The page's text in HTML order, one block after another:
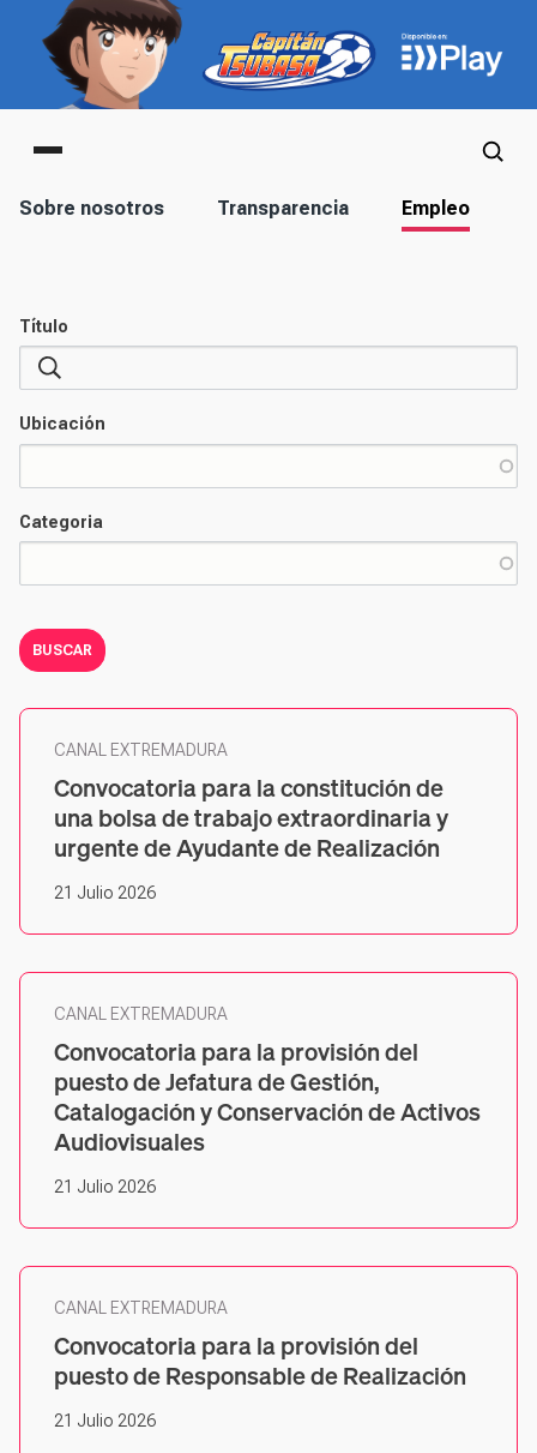
Main menu
Corporación
Sobre nosotros Transparencia Empleo
Título
Ubicación
Categoria
CANAL EXTREMADURA
Convocatoria para la constitución de
una bolsa de trabajo extraordinaria y
urgente de Ayudante de Realización
21 Julio 2026
CANAL EXTREMADURA
Convocatoria para la provisión del
puesto de Jefatura de Gestión,
Catalogación y Conservación de Activos
Audiovisuales
21 Julio 2026
CANAL EXTREMADURA
Convocatoria para la provisión del
puesto de Responsable de Realización
21 Julio 2026